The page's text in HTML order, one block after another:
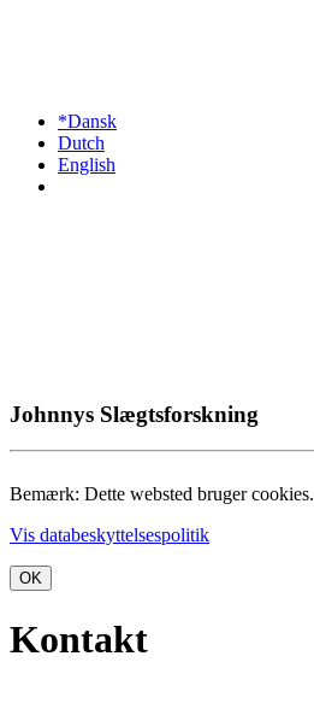
*Dansk
Dutch
English
Johnnys Slægtsforskning
Bemærk: Dette websted bruger cookies.
Vis databeskyttelsespolitik
OK
Kontakt